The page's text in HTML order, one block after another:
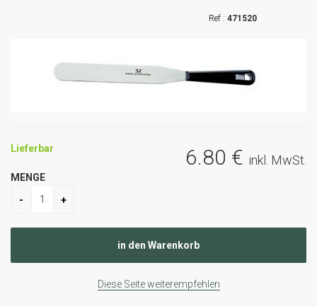
471520
6.80 € inkl. MwSt.
Lieferbar
MENGE
Diese Seite weiterempfehlen